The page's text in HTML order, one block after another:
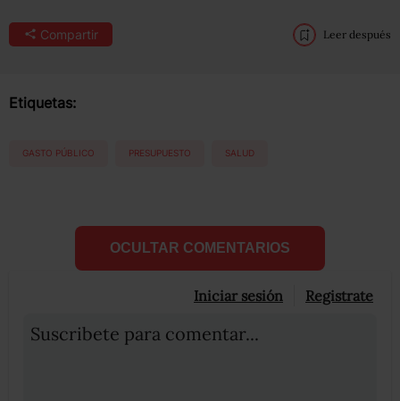
Compartir Leer después
Etiquetas:
GASTO PÚBLICO PRESUPUESTO SALUD
OCULTAR COMENTARIOS
Iniciar sesión Registrate
Suscribete para comentar...